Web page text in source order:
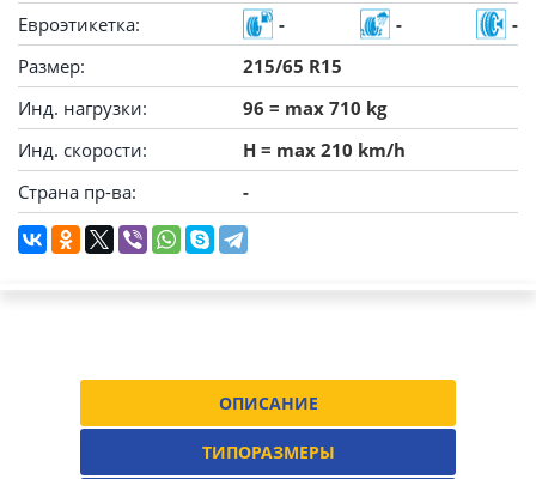
Евроэтикетка:
- -
-
Размер:
215/65 R15
Инд. нагрузки:
96 = max 710 kg
Инд. скорости:
H = max 210 km/h
Страна пр-ва:
-
ОПИСАНИЕ
ТИПОРАЗМЕРЫ